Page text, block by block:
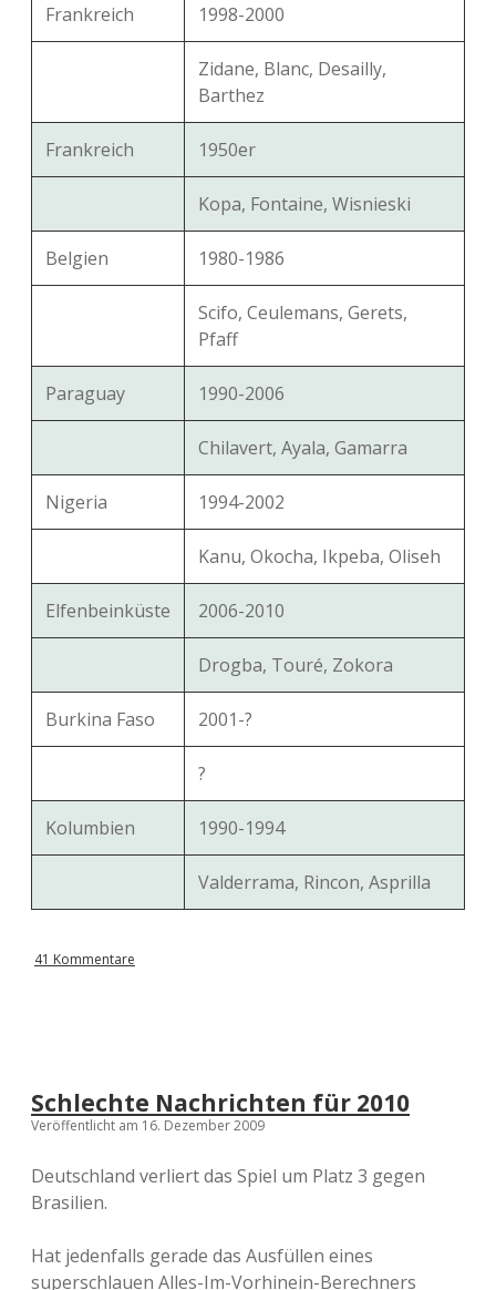
Frankreich 1998-2000
Zidane, Blanc, Desailly,
Barthez
Frankreich 1950er
Kopa, Fontaine, Wisnieski
Belgien 1980-1986
Scifo, Ceulemans, Gerets,
Pfaff
Paraguay 1990-2006
Chilavert, Ayala, Gamarra
Nigeria 1994-2002
Kanu, Okocha, Ikpeba, Oliseh
Elfenbeinküste 2006-2010
Drogba, Touré, Zokora
Burkina Faso 2001-?
?
Kolumbien 1990-1994
Valderrama, Rincon, Asprilla
41 Kommentare
Schlechte Nachrichten für 2010
Veröffentlicht am 16. Dezember 2009
Deutschland verliert das Spiel um Platz 3 gegen
Brasilien.
Hat jedenfalls gerade das Ausfüllen eines
superschlauen Alles-Im-Vorhinein-Berechners